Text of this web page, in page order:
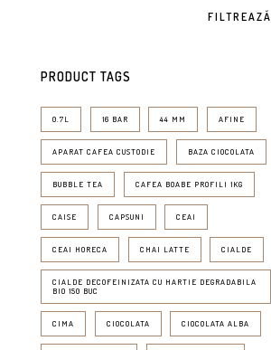
FILTREAZĂ
PRODUCT TAGS
0.7L 16 BAR 44 MM AFINE
APARAT CAFEA CUSTODIE BAZA CIOCOLATA
BUBBLE TEA CAFEA BOABE PROFILI 1KG
CAISE CAPSUNI CEAI
CEAI HORECA CHAI LATTE CIALDE
CIALDE DECOFEINIZATA CU HARTIE DEGRADABILA
BIO 150 BUC
CIMA CIOCOLATA CIOCOLATA ALBA